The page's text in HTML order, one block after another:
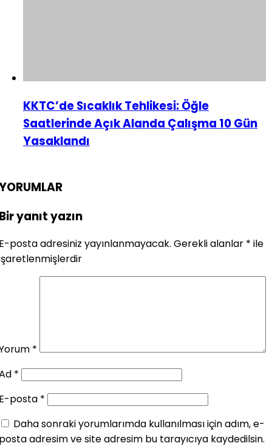
KKTC’de Sıcaklık Tehlikesi: Öğle
Saatlerinde Açık Alanda Çalışma 10 Gün
Yasaklandı
yanıt yazın
posta adresiniz yayınlanmayacak. Gerekli alanlar * ile
*
*
posta *
Daha sonraki yorumlarımda kullanılması için adım, e-
adresim ve site adresim bu tarayıcıya kaydedilsin.